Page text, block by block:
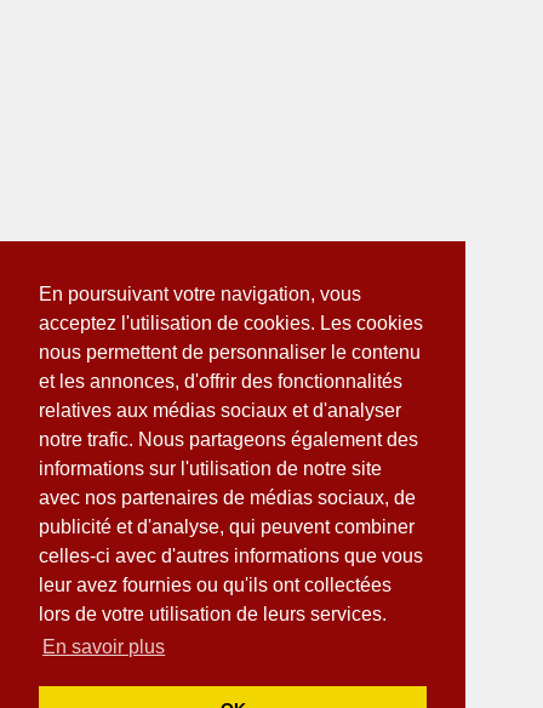
En poursuivant votre navigation, vous
acceptez l'utilisation de cookies. Les cookies
nous permettent de personnaliser le contenu
et les annonces, d'offrir des fonctionnalités
relatives aux médias sociaux et d'analyser
notre trafic. Nous partageons également des
informations sur l'utilisation de notre site
avec nos partenaires de médias sociaux, de
publicité et d'analyse, qui peuvent combiner
celles-ci avec d'autres informations que vous
leur avez fournies ou qu'ils ont collectées
lors de votre utilisation de leurs services.
En savoir plus